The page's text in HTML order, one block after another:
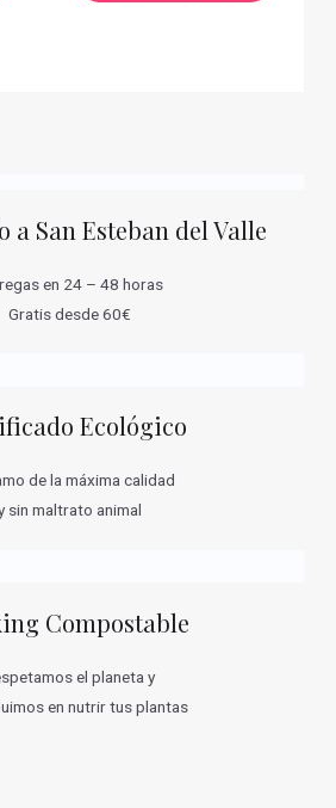
a San Esteban del Valle
en 24 – 48 horas
Gratis desde 60€
Ecológico
de la máxima calidad
sin maltrato animal
Compostable
el planeta y
en nutrir tus plantas